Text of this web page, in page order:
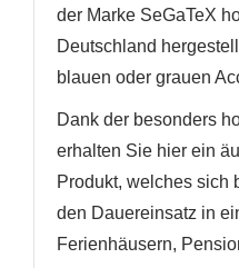
der Marke SeGaTeX
Deutschland
blauen oder grauen
Dank der besonders
erhalten Sie hier ein
Produkt, welches sich
den Dauereinsatz in
Ferienhäusern,